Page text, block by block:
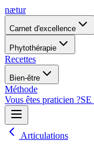
nætur
Carnet d'excellence
Phytothérapie
Recettes
Bien-être
Méthode
Vous êtes praticien ?
Articulations